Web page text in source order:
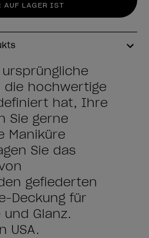
AUF LAGER IST
die hochwertige
hat, Ihre
Sie gerne
Maniküre
Sie das
gefiederten
Deckung für
Glanz.
USA.